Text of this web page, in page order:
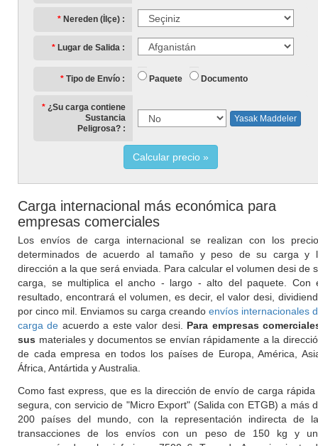
Nereden (İlçe)
Lugar de Salida
Tipo de Envío Paquete Documento
¿Su carga contiene
Sustancia
Peligrosa?
Yasak Maddeler
Calcular precio
Carga internacional más económica para
empresas comerciales
Los envíos de carga internacional se realizan con los
determinados de acuerdo al tamaño y peso de su carga y
dirección a la que será enviada. Para calcular el volumen desi de
carga, se multiplica el ancho - largo - alto del paquete. Con
resultado, encontrará el volumen, es decir, el valor desi,
por cinco mil. Enviamos su carga creando envíos internacionales
carga de acuerdo a este valor desi. Para empresas
sus materiales y documentos se envían rápidamente a la
de cada empresa en todos los países de Europa, América,
África, Antártida y Australia.
Como fast express, que es la dirección de envío de carga rápida
segura, con servicio de "Micro Export" (Salida con ETGB) a más
200 países del mundo, con la representación indirecta de
transacciones de los envíos con un peso de 150 kg y